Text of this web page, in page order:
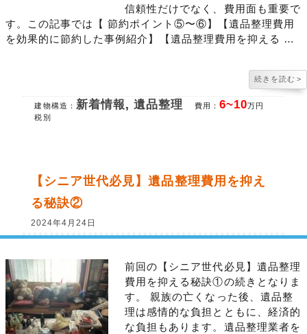
信頼性だけでなく、費用面も重要で
す。この記事では【 節約ポイント⑤〜⑥】【遺品整理費用
を効果的に節約した事例紹介】【遺品整理費用を抑える …
続きを読む >
建物構造： 新着情報,遺品整理 費用： 6~10万円
税別
【シニア世代必見】遺品整理費用を抑え
る秘訣②
2024年4月24日
前回の【シニア世代必見】遺品整理
費用を抑える秘訣①の続きとなりま
す。 親族の亡くなった後、遺品整
理は感情的な負担とともに、経済的
な負担もあります。遺品整理業者を